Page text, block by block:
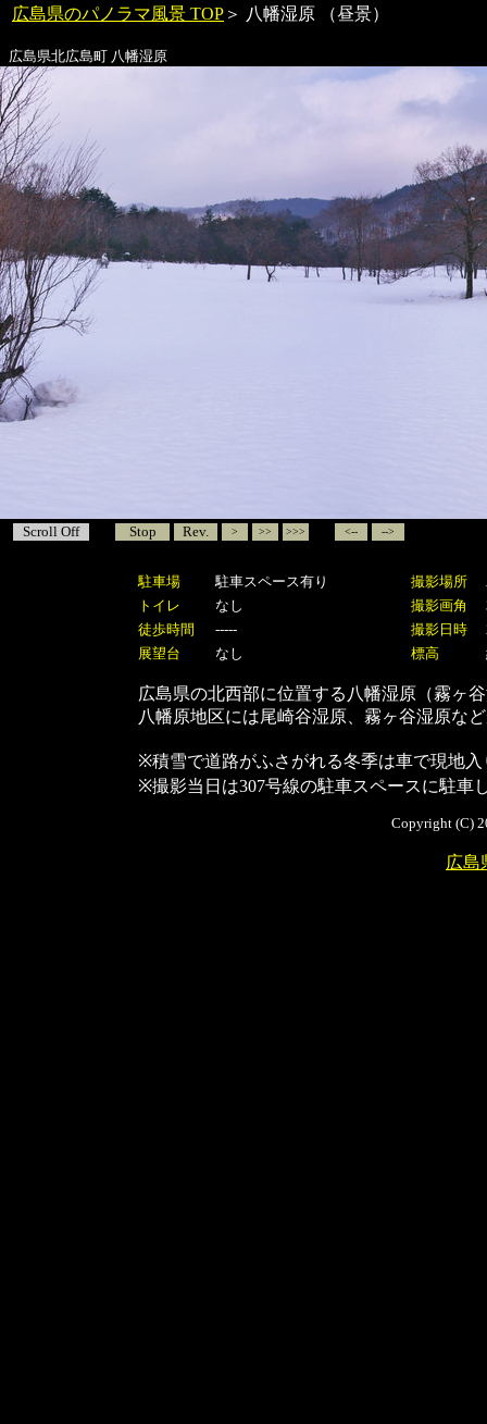
広島県のパノラマ風景 TOP ＞ 八幡湿原 （昼景）
広島県北広島町 八幡湿原
Scroll Off Stop Rev. > >> >>> <-- -->
駐車場 駐車スペース有り 撮影場所
トイレ
なし 撮影画角
徒歩時間
----- 撮影日時
展望台
なし 標高
広島県の北西部に位置する八幡湿原（霧ヶ
八幡原地区には尾崎谷湿原、霧ヶ谷湿原な
※積雪で道路がふさがれる冬季は車で現地
※撮影当日は307号線の駐車スペースに駐車
Copyright (C)
広島